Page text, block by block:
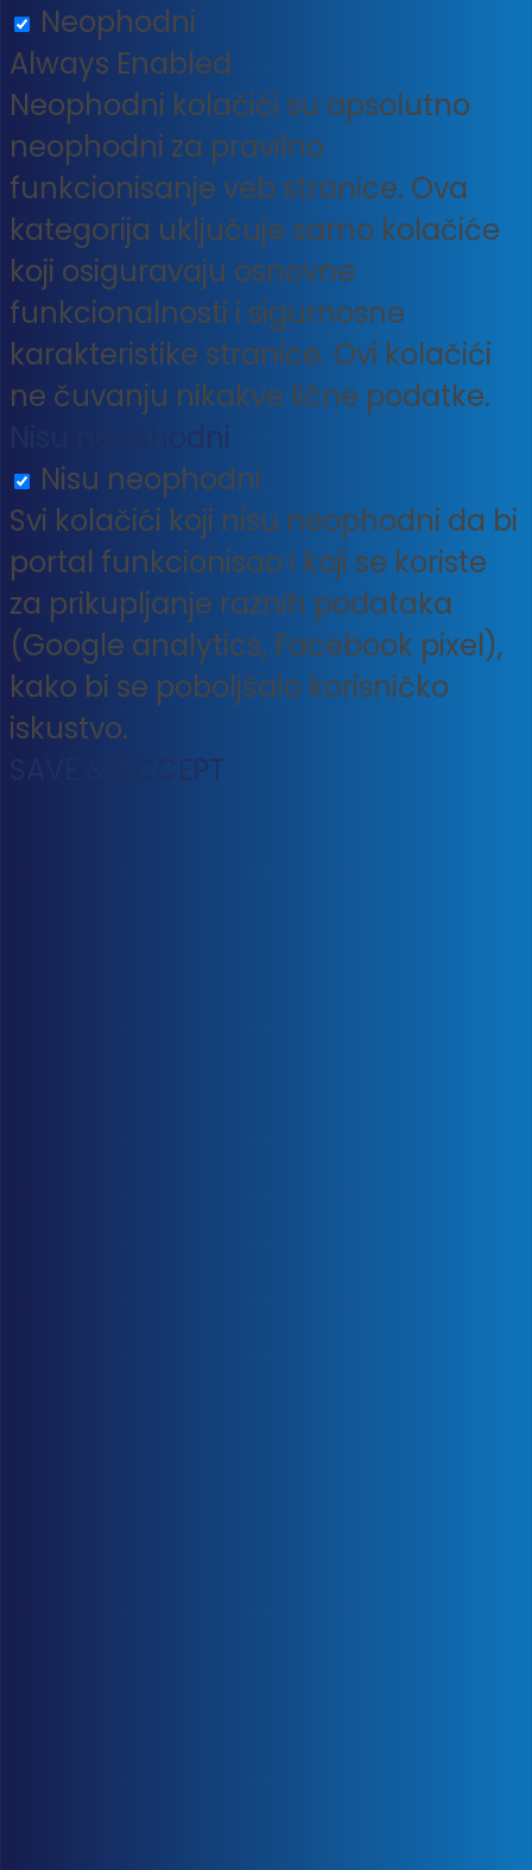
Neophodni
Always Enabled
Neophodni kolačići su apsolutno
neophodni za pravilno
funkcionisanje veb stranice. Ova
kategorija uključuje samo kolačiće
koji osiguravaju osnovne
funkcionalnosti i sigurnosne
karakteristike stranice. Ovi kolačići
ne čuvanju nikakve lične podatke.
Nisu neophodni
Nisu neophodni
Svi kolačići koji nisu neophodni da bi
portal funkcionisao i koji se koriste
za prikupljanje raznih podataka
(Google analytics, Facebook pixel),
kako bi se poboljšalo korisničko
iskustvo.
SAVE & ACCEPT